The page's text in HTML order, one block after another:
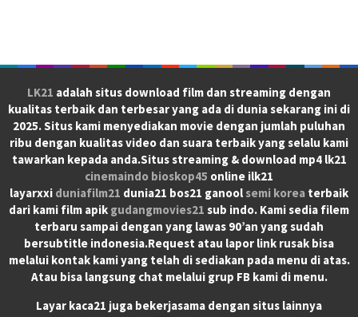
LK21 adalah situs download film dan streaming dengan
kualitas terbaik dan terbesar yang ada di dunia sekarang ini di
2025. Situs kami menyediakan movie dengan jumlah puluhan
ribu dengan kualitas video dan suara terbaik yang selalu kami
tawarkan kepada anda.Situs streaming & download mp4 lk21
cinemaindo bioskop45 online ilk21
layarxxi duniafilm21 dunia21 bos21 ganool semi korea terbaik
dari kami film apik gudangmovies21 sub indo. Kami sedia filem
terbaru sampai dengan yang lawas 90’an yang sudah
bersubtitle indonesia.Request atau lapor link rusak bisa
melalui kontak kami yang telah di sediakan pada menu di atas.
Atau bisa langsung chat melalui grup FB kami di menu.
Layar kaca21 juga bekerjasama dengan situs lainnya